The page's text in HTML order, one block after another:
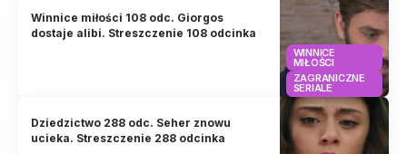
WINNICE
MIŁOŚCI
ZAGRANICZNE
SERIALE
Winnice miłości 108 odc. Giorgos
dostaje alibi. Streszczenie 108 odcinka
Dziedzictwo 288 odc. Seher znowu
ucieka. Streszczenie 288 odcinka